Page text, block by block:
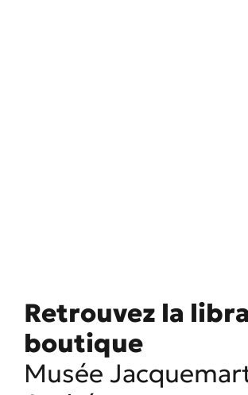
Retrouvez la
boutique
Musée